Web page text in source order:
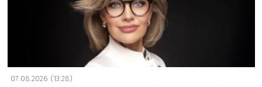
07.08.2026 (13:28)